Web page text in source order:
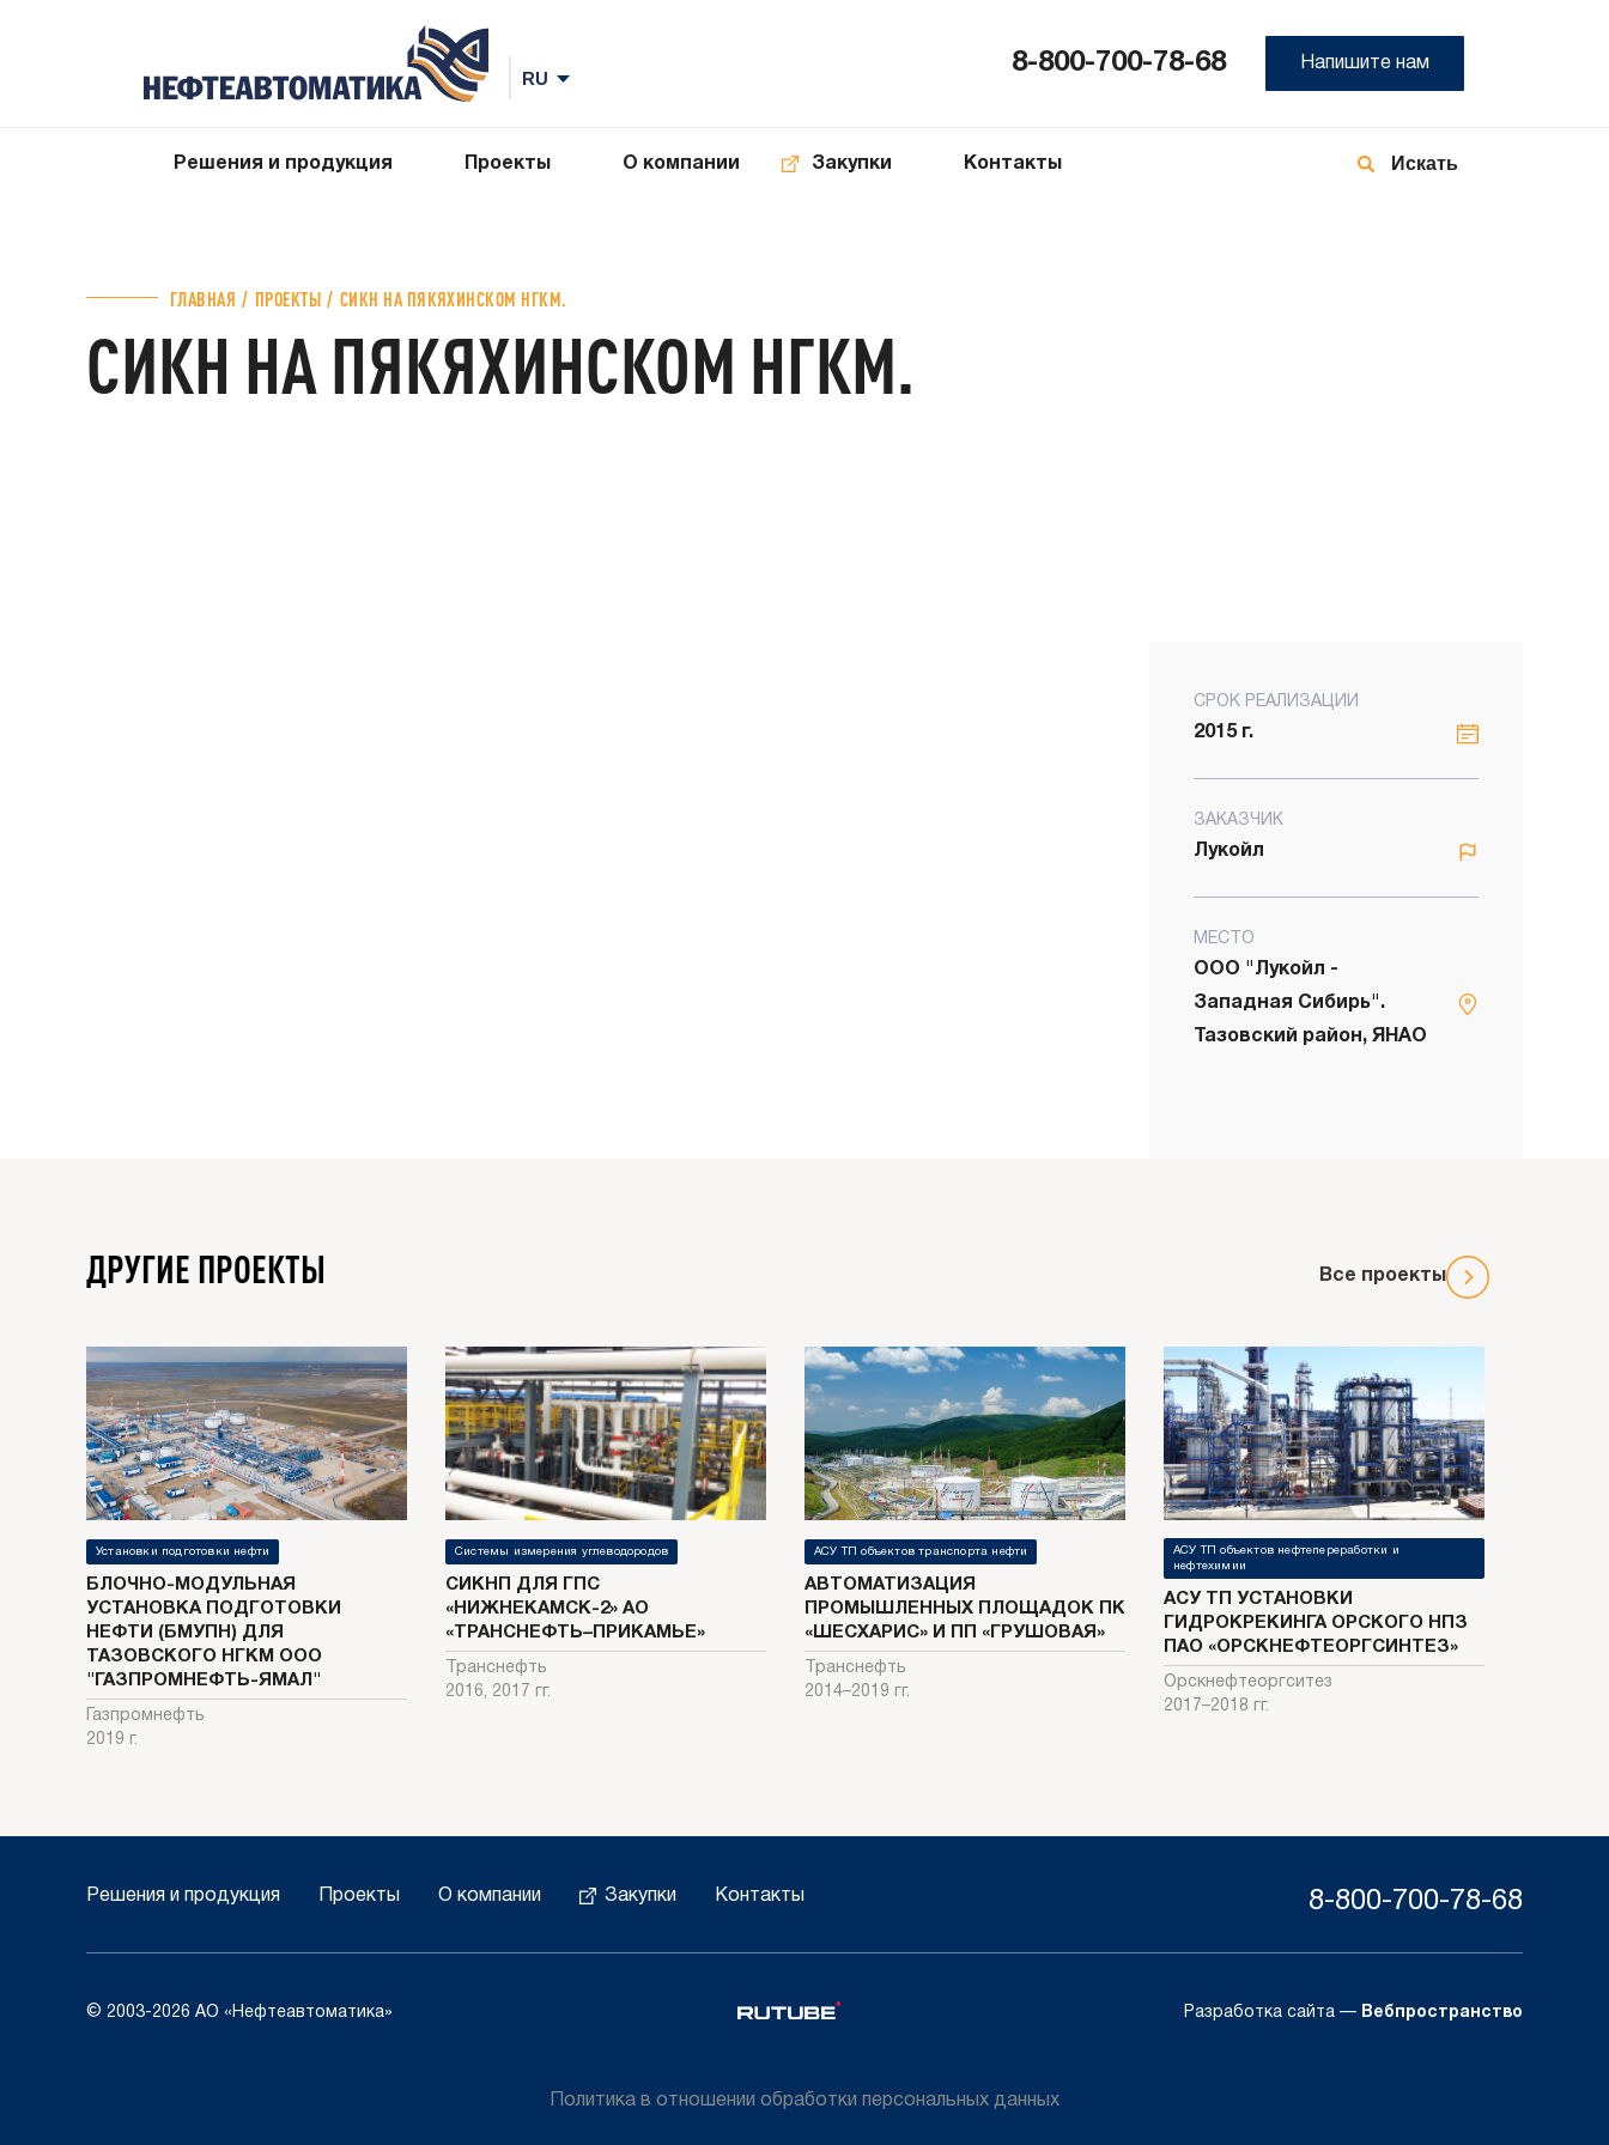
8-800-700-78-68 Напишите нам
Решения и продукция Проекты О компании Закупки Контакты
ГЛАВНАЯ ПРОЕКТЫ СИКН НА ПЯКЯХИНСКОМ НГКМ.
СИКН НА ПЯКЯХИНСКОМ НГКМ.
СРОК РЕАЛИЗАЦИИ
2015 г.
ЗАКАЗЧИК
Лукойл
МЕСТО
ООО "Лукойл -
Западная Сибирь".
Тазовский район, ЯНАО
ДРУГИЕ ПРОЕКТЫ Все проекты
Установки подготовки нефти
БЛОЧНО-МОДУЛЬНАЯ
УСТАНОВКА ПОДГОТОВКИ
НЕФТИ (БМУПН) ДЛЯ
ТАЗОВСКОГО НГКМ ООО
"ГАЗПРОМНЕФТЬ-ЯМАЛ"
Газпромнефть
2019 г.
Системы измерения углеводородов
СИКНП ДЛЯ ГПС
«НИЖНЕКАМСК-2» АО
«ТРАНСНЕФТЬ–ПРИКАМЬЕ»
Транснефть
2016, 2017 гг.
АСУ ТП объектов транспорта нефти
АВТОМАТИЗАЦИЯ
ПРОМЫШЛЕННЫХ ПЛОЩАДОК ПК
«ШЕСХАРИС» И ПП «ГРУШОВАЯ»
Транснефть
2014–2019 гг.
АСУ ТП объектов нефтепереработки и
нефтехимии
АСУ ТП УСТАНОВКИ
ГИДРОКРЕКИНГА ОРСКОГО НПЗ
ПАО «ОРСКНЕФТЕОРГСИНТЕЗ»
Орскнефтеоргситез
2017–2018 гг.
Решения и продукция Проекты О компании Закупки Контакты 8-800-700-78-68
© 2003-2026 АО «Нефтеавтоматика» Разработка сайта — Вебпространство
Политика в отношении обработки персональных данных